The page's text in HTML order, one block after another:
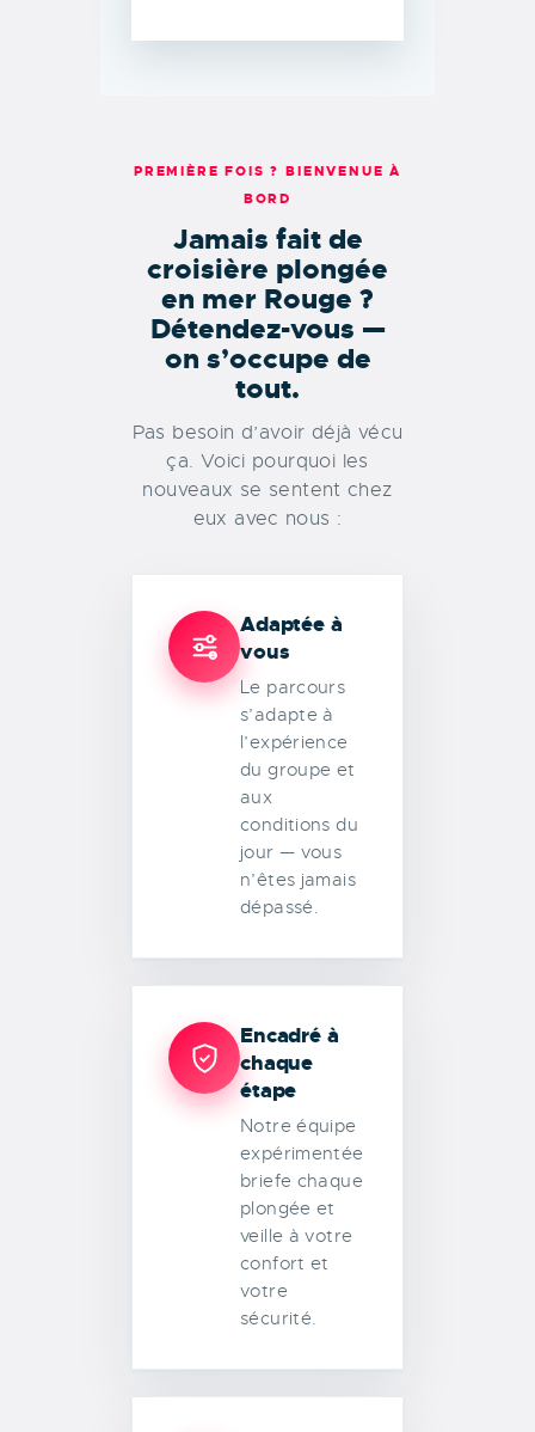
PREMIÈRE FOIS ? BIENVENUE À
BORD
Jamais fait de
croisière plongée
en mer Rouge ?
Détendez-vous —
on s’occupe de
tout.
Pas besoin d’avoir déjà vécu
ça. Voici pourquoi les
nouveaux se sentent chez
eux avec nous :
Adaptée à
vous
Le parcours
s’adapte à
l’expérience
du groupe et
aux
conditions du
jour — vous
n’êtes jamais
dépassé.
Encadré à
chaque
étape
Notre équipe
expérimentée
briefe chaque
plongée et
veille à votre
confort et
votre
sécurité.